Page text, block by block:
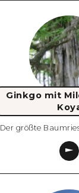
Ginkgo mit
Der größte